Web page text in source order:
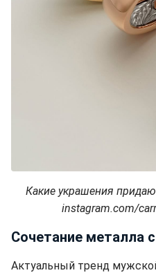
Какие украшения
instagram.com/
Сочетание металла
Актуальный тренд